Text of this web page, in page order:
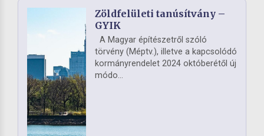
Zöldfelületi tanúsítvány –
GYIK
A Magyar építészetről szóló
törvény (Méptv.), illetve a kapcsolódó
kormányrendelet 2024 októberétől új
módo...